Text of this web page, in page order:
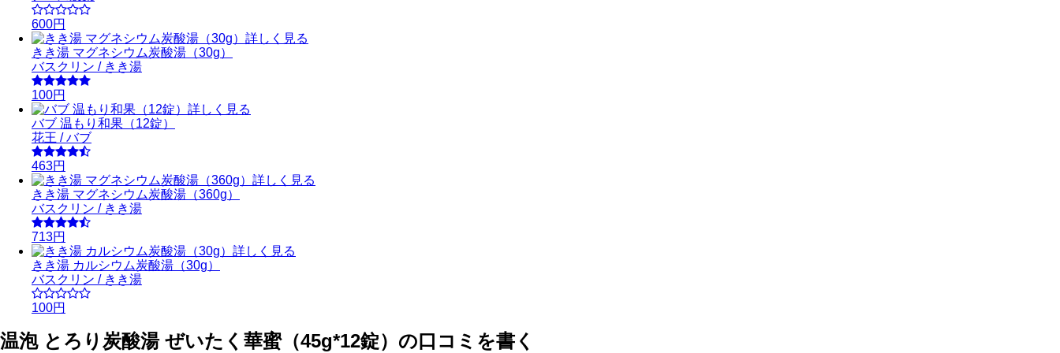
600円
詳しく見る
きき湯 マグネシウム炭酸湯（30g）
バスクリン / きき湯
100円
詳しく見る
バブ 温もり和果（12錠）
花王 / バブ
463円
詳しく見る
きき湯 マグネシウム炭酸湯（360g）
バスクリン / きき湯
713円
詳しく見る
きき湯 カルシウム炭酸湯（30g）
バスクリン / きき湯
100円
温泡 とろり炭酸湯 ぜいたく華蜜（45g*12錠）の口コミを書く